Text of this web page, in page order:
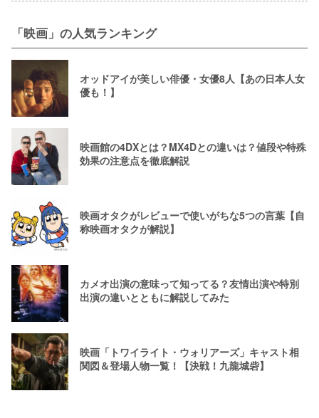
「映画」の人気ランキング
オッドアイが美しい俳優・女優8人【あの日本人女
優も！】
映画館の4DXとは？MX4Dとの違いは？値段や特殊
効果の注意点を徹底解説
映画オタクがレビューで使いがちな5つの言葉【自
称映画オタクが解説】
カメオ出演の意味って知ってる？友情出演や特別
出演の違いとともに解説してみた
映画「トワイライト・ウォリアーズ」キャスト相
関図＆登場人物一覧！【決戦！九龍城砦】